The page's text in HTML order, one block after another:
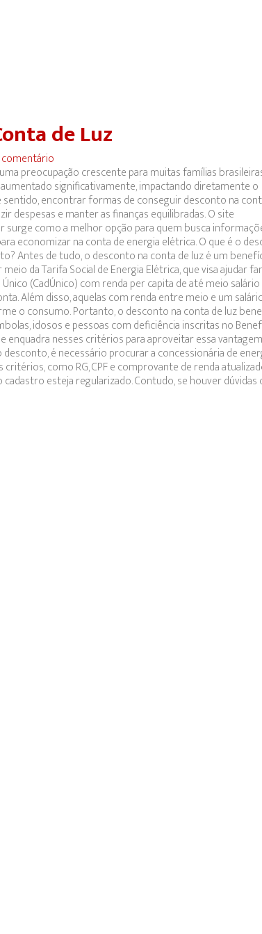
de Luz
preocupação crescente para muitas famílias
significativamente, impactando diretamente o
encontrar formas de conseguir desconto na
despesas e manter as finanças equilibradas. O site
surge como a melhor opção para quem busca
economizar na conta de energia elétrica. O que é o
Antes de tudo, o desconto na conta de luz é um
da Tarifa Social de Energia Elétrica, que visa ajudar
(CadÚnico) com renda per capita de até meio
Além disso, aquelas com renda entre meio e um
o consumo. Portanto, o desconto na conta de luz
idosos e pessoas com deficiência inscritas no
enquadra nesses critérios para aproveitar essa
é necessário procurar a concessionária de
como RG, CPF e comprovante de renda
esteja regularizado. Contudo, se houver dúvidas